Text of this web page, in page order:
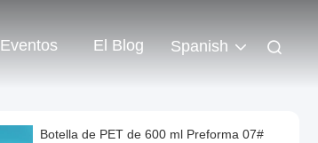
Eventos El Blog Spanish
Botella de PET de 600 ml Preforma 07#